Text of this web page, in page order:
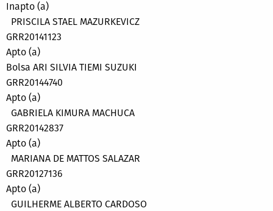
Inapto (a)
PRISCILA STAEL MAZURKEVICZ
GRR20141123
Apto (a)
Bolsa ARI SILVIA TIEMI SUZUKI
GRR20144740
Apto (a)
GABRIELA KIMURA MACHUCA
GRR20142837
Apto (a)
MARIANA DE MATTOS SALAZAR
GRR20127136
Apto (a)
GUILHERME ALBERTO CARDOSO